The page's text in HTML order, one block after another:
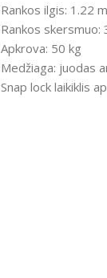
Rankos ilgis: 1.22 m
Rankos skersmuo:
Apkrova: 50 kg
Medžiaga: juodas
Snap lock laikiklis